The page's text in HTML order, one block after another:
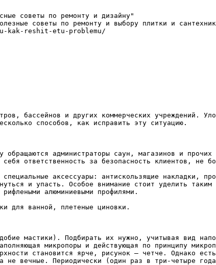
советы по ремонту и дизайну"
советы по ремонту и выбору плитки и
reshit-etu-problemu/
бассейнов и других коммерческих учреждений.
способов, как исправить эту ситуацию.
администраторы саун, магазинов и прочих
ответственность за безопасность клиентов, не
аксессуары: антискользящие накладки,
и упасть. Особое внимание стоит уделить
алюминиевыми профилями.
для ванной, плетеные циновки.
мастики). Подбирать их нужно, учитывая вид
микропоры и действующая по принципу
становится ярче, рисунок – четче. Однако
не вечные. Периодически (один раз в три-четыре